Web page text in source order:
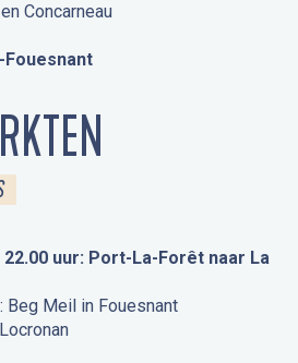
Concarneau
Fouesnant
22.00 uur: Port-La-Forêt naar La
Beg Meil in Fouesnant